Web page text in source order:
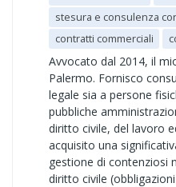
stesura e consulenza
contratti commerciali
Avvocato dal 2014, il
Palermo. Fornisco
legale sia a persone
pubbliche
diritto civile, del lavoro
acquisito una
gestione di contenziosi
diritto civile